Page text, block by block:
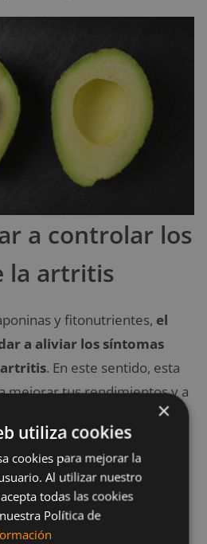
a controlar los
la artritis
y fitonutrientes, el
a aliviar los síntomas
artritis. En este sentido, esta
mejorar tus rendimientos y a
esta enfermedad.
a reducir la
×
utiliza cookies
cookies para mejorar la
Al utilizar nuestro
todas las cookies
Política de